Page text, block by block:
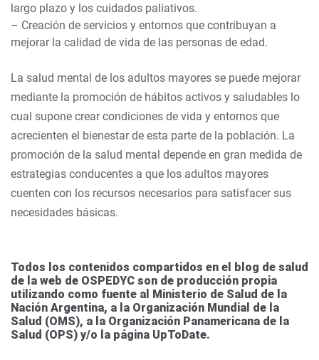
largo plazo y los cuidados paliativos.
– Creación de servicios y entornos que contribuyan a
mejorar la calidad de vida de las personas de edad.
La salud mental de los adultos mayores se puede mejorar
mediante la promoción de hábitos activos y saludables lo
cual supone crear condiciones de vida y entornos que
acrecienten el bienestar de esta parte de la población. La
promoción de la salud mental depende en gran medida de
estrategias conducentes a que los adultos mayores
cuenten con los recursos necesarios para satisfacer sus
necesidades básicas.
Todos los contenidos compartidos en el blog de salud
de la web de OSPEDYC son de producción propia
utilizando como fuente al Ministerio de Salud de la
Nación Argentina, a la Organización Mundial de la
Salud (OMS), a la Organización Panamericana de la
Salud (OPS) y/o la página UpToDate.